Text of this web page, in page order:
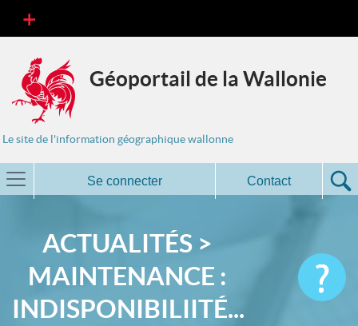
Géoportail de la Wallonie
Le site de l'information géographique wallonne
Se connecter Contact
ACTUALITÉS >
MAINTENANCE :
INDISPONIBILIITÉ...